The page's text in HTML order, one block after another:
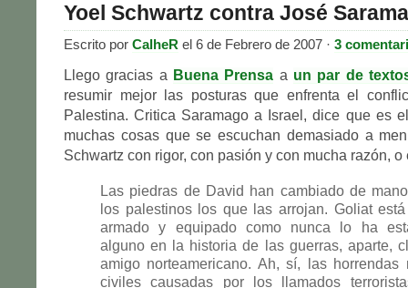
Yoel Schwartz contra José
Escrito por CalheR el 6 de Febrero de 2007 · 3
Llego gracias a Buena Prensa a un par de
resumir mejor las posturas que enfrenta el
Palestina. Critica Saramago a Israel, dice que es
muchas cosas que se escuchan demasiado a
Schwartz con rigor, con pasión y con mucha razón, o
Las piedras de David han cambiado de
los palestinos los que las arrojan. Goliat
armado y equipado como nunca lo ha
alguno en la historia de las guerras, aparte,
amigo norteamericano. Ah, sí, las horrendas
civiles causadas por los llamados